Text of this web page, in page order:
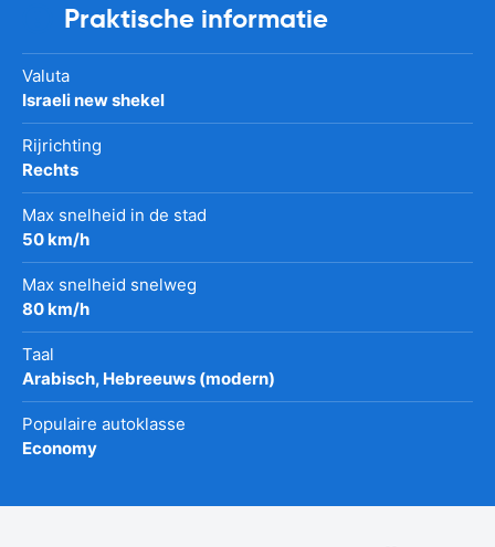
Praktische informatie
Valuta
Israeli new shekel
Rijrichting
Rechts
Max snelheid in de stad
50 km/h
Max snelheid snelweg
80 km/h
Taal
Arabisch, Hebreeuws (modern)
Populaire autoklasse
Economy